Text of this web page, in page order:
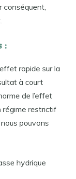
conséquent,
:
rapide sur la
à court
de l’effet
régime restrictif
pouvons
hydrique